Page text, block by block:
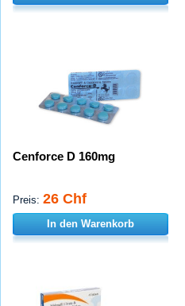
Cenforce D 160mg
Preis: 26 Chf
In den Warenkorb